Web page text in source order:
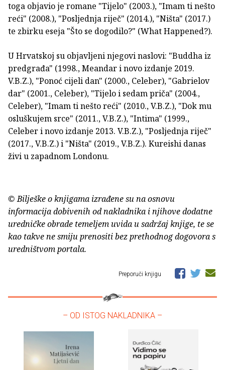
toga objavio je romane "Tijelo" (2003.), "Imam ti nešto
reći" (2008.), "Posljednja riječ" (2014.), "Ništa" (2017.)
te zbirku eseja "Što se dogodilo?" (What Happened?).
U Hrvatskoj su objavljeni njegovi naslovi: "Buddha iz
predgrađa" (1998., Meandar i novo izdanje 2019.
V.B.Z.), "Ponoć cijeli dan" (2000., Celeber), "Gabrielov
dar" (2001., Celeber), "Tijelo i sedam priča" (2004.,
Celeber), "Imam ti nešto reći" (2010., V.B.Z.), "Dok mu
osluškujem srce" (2011., V.B.Z.), "Intima" (1999.,
Celeber i novo izdanje 2013. V.B.Z.), "Posljednja riječ"
(2017., V.B.Z.) i "Ništa" (2019., V.B.Z.). Kureishi danas
živi u zapadnom Londonu.
© Bilješke o knjigama izrađene su na osnovu
informacija dobivenih od nakladnika i njihove dodatne
uredničke obrade temeljem uvida u sadržaj knjige, te se
kao takve ne smiju prenositi bez prethodnog dogovora s
uredništvom portala.
Preporuči knjigu
– OD ISTOG NAKLADNIKA –